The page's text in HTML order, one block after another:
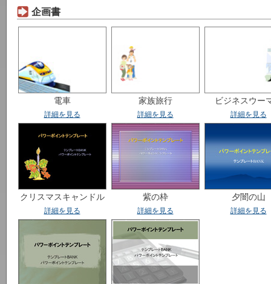
企画書
電車
詳細を見る
家族旅行
詳細を見る
ビジネスウー
詳細を見る
クリスマスキャンドル
詳細を見る
紫の枠
詳細を見る
夕闇の山
詳細を見る